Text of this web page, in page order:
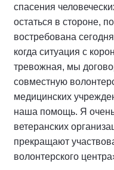
спасения
остаться в стороне,
востребована
когда ситуация с
тревожная, мы
совместную
медицинских
наша помощь. Я
ветеранских
прекращают
волонтерского